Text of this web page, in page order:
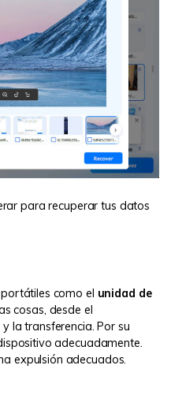
para recuperar tus datos
como el unidad de
cosas, desde el
la transferencia. Por su
adecuadamente.
expulsión adecuados.